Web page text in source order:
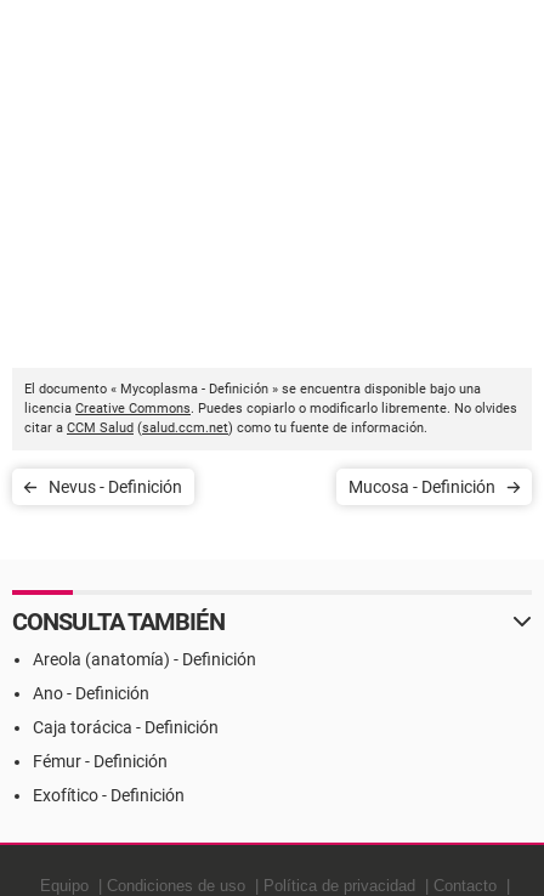
El documento « Mycoplasma - Definición » se encuentra disponible bajo una
licencia Creative Commons. Puedes copiarlo o modificarlo libremente. No olvides
citar a CCM Salud (salud.ccm.net) como tu fuente de información.
Nevus - Definición Mucosa - Definición
CONSULTA TAMBIÉN
Areola (anatomía) - Definición
Ano - Definición
Caja torácica - Definición
Fémur - Definición
Exofítico - Definición
Equipo Condiciones de uso Política de privacidad Contacto